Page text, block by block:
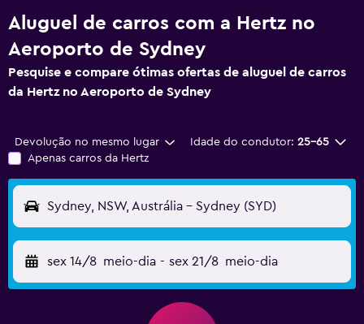
Aluguel de carros com a Hertz no
Aeroporto de Sydney
Pesquise e compare ótimas ofertas de aluguel de carros
da Hertz no Aeroporto de Sydney
Devolução no mesmo lugar Idade do condutor: 25-65
Apenas carros da Hertz
Sydney, NSW, Austrália - Sydney (SYD)
sex 14/8 meio-dia - sex 21/8 meio-dia